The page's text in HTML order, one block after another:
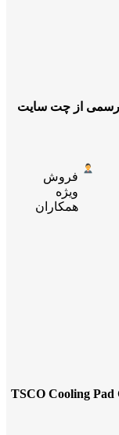
رسمی از چت سایت
فروش
ویژه
همکاران